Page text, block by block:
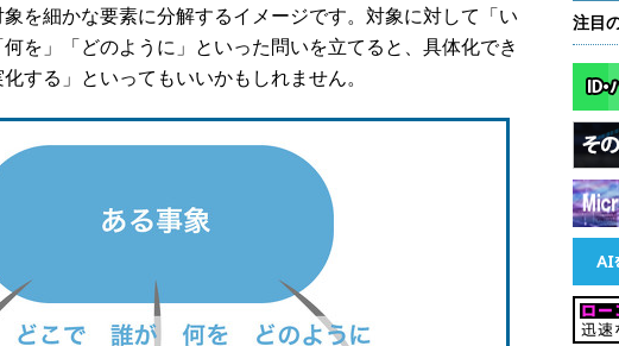
を細かな要素に分解するイメージです。対象に対して「い
を」「どのように」といった問いを立てると、具体化でき
する」といってもいいかもしれません。
注目